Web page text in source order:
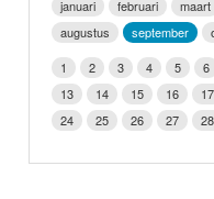
Webcam
Info
januari
februari maart
augustus
september
1
2 3 4 5 6
13
14 15 16 17
24
25 26 27 28